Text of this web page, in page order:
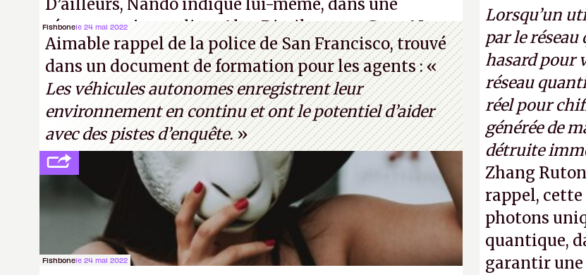
D’ailleurs, Nando indique lui-même, dans une
réponse au journaliste Alex Dimikas, que Gato AI est
« encore loin » de prétendre réussir le célèbre test de
Turing. (Crédit photo : Pexels - Arthur Brognoli)
Lorsqu’un
par le réseau
hasard pour
réseau
réel pour
générée de
détruite
Zhang
rappel,
photons
quantique,
garantir
Fishbonele 24 mai 2022
Aimable rappel de la police de San Francisco, trouvé
dans un document de formation pour les agents : «
Les véhicules autonomes enregistrent leur
environnement en continu et ont le potentiel d’aider
avec des pistes d’enquête.»
Fishbonele 24 mai 2022